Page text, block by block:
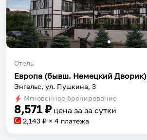
Отель
Европа (бывш. Немецкий Дворик)
Энгельс, ул. Пушкина, 3
Мгновенное бронирование
8,571₽ цена за за сутки
2,143 ₽ × 4 платежа